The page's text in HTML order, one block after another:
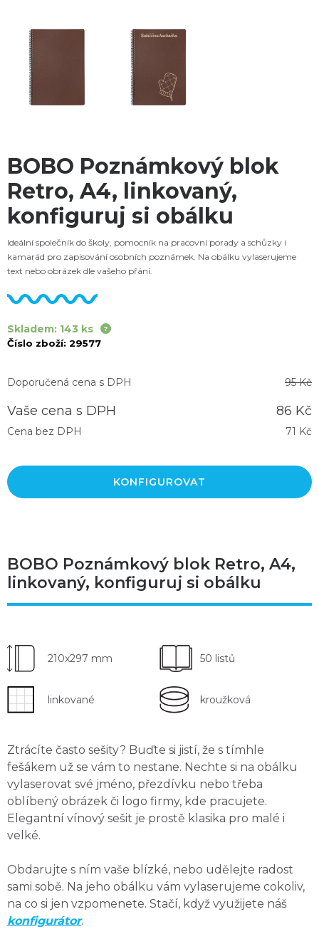
BOBO Poznámkový blok
Retro, A4, linkovaný,
konfiguruj si obálku
Ideální společník do školy, pomocník na pracovní porady a schůzky i
kamarád pro zapisování osobních poznámek. Na obálku vylaserujeme
text nebo obrázek dle vašeho přání.
Skladem: 143 ks
Číslo zboží: 29577
Doporučená cena s DPH 95 Kč
Vaše cena s DPH 86 Kč
Cena bez DPH 71 Kč
KONFIGUROVAT
BOBO Poznámkový blok Retro, A4,
linkovaný, konfiguruj si obálku
210x297 mm 50 listů
linkované kroužková
Ztrácíte často sešity? Buďte si jistí, že s tímhle
fešákem už se vám to nestane. Nechte si na obálku
vylaserovat své jméno, přezdívku nebo třeba
oblíbený obrázek či logo firmy, kde pracujete.
Elegantní vínový sešit je prostě klasika pro malé i
velké.
Obdarujte s ním vaše blízké, nebo udělejte radost
sami sobě. Na jeho obálku vám vylaserujeme cokoliv,
na co si jen vzpomenete. Stačí, když využijete náš
konfigurátor.